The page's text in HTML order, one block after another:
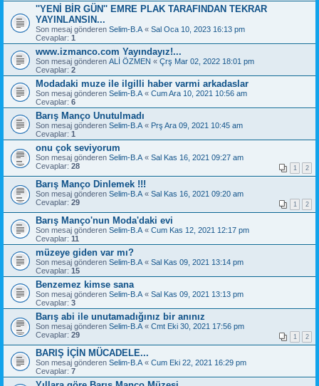
''YENİ BİR GÜN'' EMRE PLAK TARAFINDAN TEKRAR
YAYINLANSIN...
Son mesaj gönderen Selim-B.A « Sal Oca 10, 2023 16:13 pm
Cevaplar: 1
www.izmanco.com Yayındayız!...
Son mesaj gönderen ALİ ÖZMEN « Çrş Mar 02, 2022 18:01 pm
Cevaplar: 2
Modadaki muze ile ilgilli haber varmi arkadaslar
Son mesaj gönderen Selim-B.A « Cum Ara 10, 2021 10:56 am
Cevaplar: 6
Barış Manço Unutulmadı
Son mesaj gönderen Selim-B.A « Prş Ara 09, 2021 10:45 am
Cevaplar: 1
onu çok seviyorum
Son mesaj gönderen Selim-B.A « Sal Kas 16, 2021 09:27 am
Cevaplar: 28 1 2
Barış Manço Dinlemek !!!
Son mesaj gönderen Selim-B.A « Sal Kas 16, 2021 09:20 am
Cevaplar: 29 1 2
Barış Manço'nun Moda'daki evi
Son mesaj gönderen Selim-B.A « Cum Kas 12, 2021 12:17 pm
Cevaplar: 11
müzeye giden var mı?
Son mesaj gönderen Selim-B.A « Sal Kas 09, 2021 13:14 pm
Cevaplar: 15
Benzemez kimse sana
Son mesaj gönderen Selim-B.A « Sal Kas 09, 2021 13:13 pm
Cevaplar: 3
Barış abi ile unutamadığınız bir anınız
Son mesaj gönderen Selim-B.A « Cmt Eki 30, 2021 17:56 pm
Cevaplar: 29 1 2
BARIŞ İÇİN MÜCADELE...
Son mesaj gönderen Selim-B.A « Cum Eki 22, 2021 16:29 pm
Cevaplar: 7